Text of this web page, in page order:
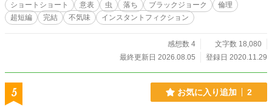
ショートショート 意表 虫 落ち ブラックジョーク
倫理
超短編
完結 不気味 インスタントフィクション
感想数 4
文字数 18,080
最終更新日 2026.08.05
登録日 2020.11.29
5 お気に入り追加 2